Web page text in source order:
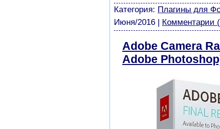
Категория: Плагины для
Июня/2016
Комментарии
Adobe Camera
Adobe